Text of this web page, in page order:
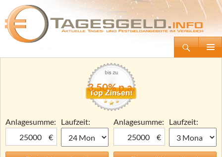
Tagesgeld.info – Tagesgeldkonten vergleichen und Tagesgeld-Zinsen berechnen
Zum
3,50% p.a.
Anlagesumme:
€
Laufzeit:
Anlagesumme:
€
Laufzeit: